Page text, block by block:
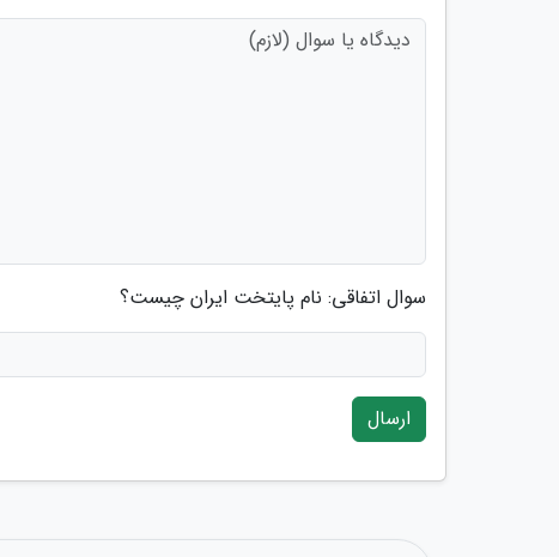
سوال اتفاقی: نام پایتخت ایران چیست؟
ارسال